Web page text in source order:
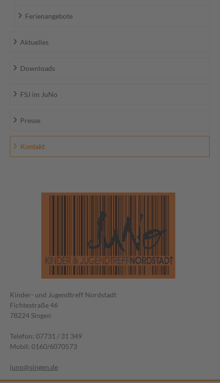
Ferienangebote
Aktuelles
Downloads
FSJ im JuNo
Presse
Kontakt
Kinder- und Jugendtreff Nordstadt
Fichtestraße 46
78224 Singen
Telefon: 07731 / 31 349
Mobil: 0160/6070573
juno@singen.de